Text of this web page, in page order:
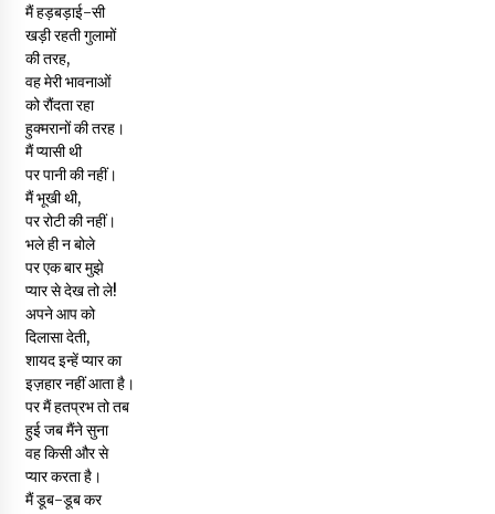
मैं हड़बड़ाई-सी
खड़ी रहती गुलामों
की तरह,
वह मेरी भावनाओं
को रौंदता रहा
हुक्मरानों की तरह।
मैं प्यासी थी
पर पानी की नहीं।
मैं भूखी थी,
पर रोटी की नहीं।
भले ही न बोले
पर एक बार मुझे
प्यार से देख तो ले!
अपने आप को
दिलासा देती,
शायद इन्हें प्यार का
इज़हार नहीं आता है।
पर मैं हतप्रभ तो तब
हुई जब मैंने सुना
वह किसी और से
प्यार करता है।
मैं डूब-डूब कर